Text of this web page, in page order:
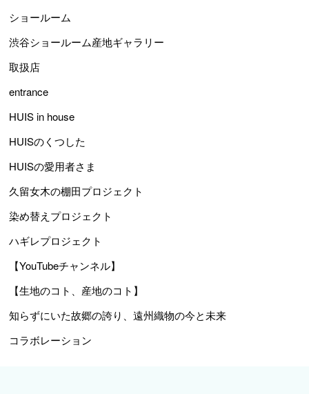
ショールーム
渋谷ショールーム産地ギャラリー
取扱店
entrance
HUIS in house
HUISのくつした
HUISの愛用者さま
久留女木の棚田プロジェクト
染め替えプロジェクト
ハギレプロジェクト
【YouTubeチャンネル】
【生地のコト、産地のコト】
知らずにいた故郷の誇り、遠州織物の今と未来
コラボレーション